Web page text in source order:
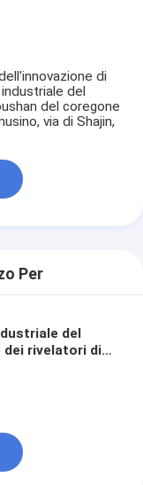
di
del
del coregone
via di Shajin,
Per
del
rivelatori di